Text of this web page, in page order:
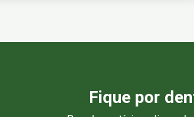
Fique por